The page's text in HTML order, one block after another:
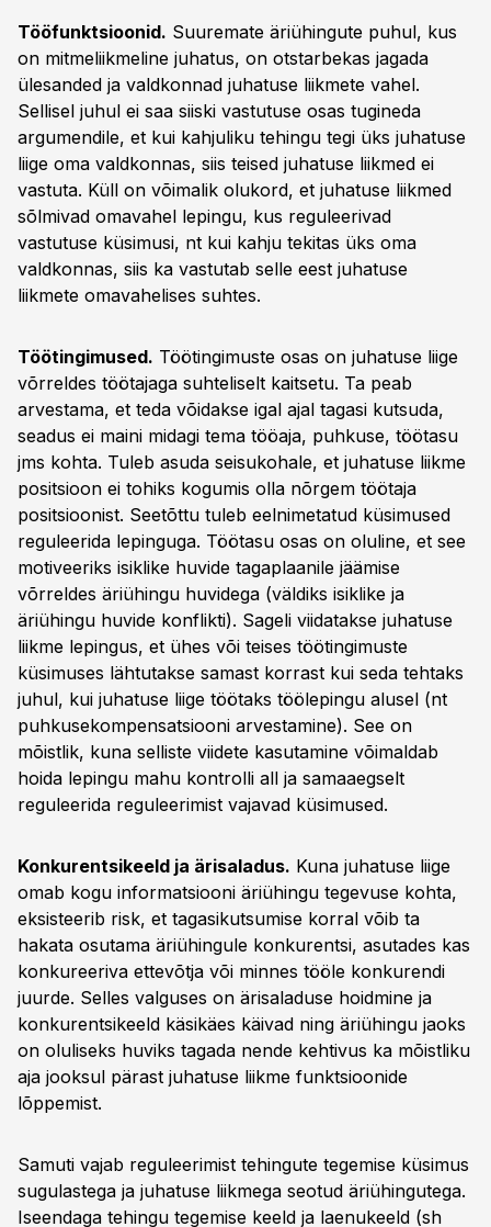
Tööfunktsioonid. Suuremate äriühingute puhul, kus
on mitmeliikmeline juhatus, on otstarbekas jagada
ülesanded ja valdkonnad juhatuse liikmete vahel.
Sellisel juhul ei saa siiski vastutuse osas tugineda
argumendile, et kui kahjuliku tehingu tegi üks juhatuse
liige oma valdkonnas, siis teised juhatuse liikmed ei
vastuta. Küll on võimalik olukord, et juhatuse liikmed
sõlmivad omavahel lepingu, kus reguleerivad
vastutuse küsimusi, nt kui kahju tekitas üks oma
valdkonnas, siis ka vastutab selle eest juhatuse
liikmete omavahelises suhtes.
Töötingimused. Töötingimuste osas on juhatuse liige
võrreldes töötajaga suhteliselt kaitsetu. Ta peab
arvestama, et teda võidakse igal ajal tagasi kutsuda,
seadus ei maini midagi tema tööaja, puhkuse, töötasu
jms kohta. Tuleb asuda seisukohale, et juhatuse liikme
positsioon ei tohiks kogumis olla nõrgem töötaja
positsioonist. Seetõttu tuleb eelnimetatud küsimused
reguleerida lepinguga. Töötasu osas on oluline, et see
motiveeriks isiklike huvide tagaplaanile jäämise
võrreldes äriühingu huvidega (väldiks isiklike ja
äriühingu huvide konflikti). Sageli viidatakse juhatuse
liikme lepingus, et ühes või teises töötingimuste
küsimuses lähtutakse samast korrast kui seda tehtaks
juhul, kui juhatuse liige töötaks töölepingu alusel (nt
puhkusekompensatsiooni arvestamine). See on
mõistlik, kuna selliste viidete kasutamine võimaldab
hoida lepingu mahu kontrolli all ja samaaegselt
reguleerida reguleerimist vajavad küsimused.
Konkurentsikeeld ja ärisaladus. Kuna juhatuse liige
omab kogu informatsiooni äriühingu tegevuse kohta,
eksisteerib risk, et tagasikutsumise korral võib ta
hakata osutama äriühingule konkurentsi, asutades kas
konkureeriva ettevõtja või minnes tööle konkurendi
juurde. Selles valguses on ärisaladuse hoidmine ja
konkurentsikeeld käsikäes käivad ning äriühingu jaoks
on oluliseks huviks tagada nende kehtivus ka mõistliku
aja jooksul pärast juhatuse liikme funktsioonide
lõppemist.
Samuti vajab reguleerimist tehingute tegemise küsimus
sugulastega ja juhatuse liikmega seotud äriühingutega.
Iseendaga tehingu tegemise keeld ja laenukeeld (sh